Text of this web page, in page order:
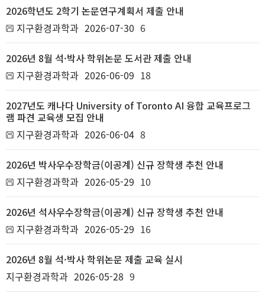
2026학년도 2학기 논문연구계획서 제출 안내
지구환경과학과 2026-07-30 6
2026년 8월 석·박사 학위논문 도서관 제출 안내
지구환경과학과 2026-06-09 18
2027년도 캐나다 University of Toronto AI 융합 교육프로그
램 파견 교육생 모집 안내
지구환경과학과 2026-06-04 8
2026년 박사우수장학금(이공계) 신규 장학생 추천 안내
지구환경과학과 2026-05-29 10
2026년 석사우수장학금(이공계) 신규 장학생 추천 안내
지구환경과학과 2026-05-29 16
2026년 8월 석·박사 학위논문 제출 교육 실시
지구환경과학과 2026-05-28 9